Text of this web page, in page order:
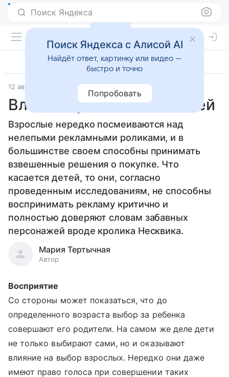
Поиск Яндекса
12 августа 2008 Дети старше 7 лет
Влияние рекламы на детей
Взрослые нередко посмеиваются над
нелепыми рекламными роликами, и в
большинстве своем способны принимать
взвешенные решения о покупке. Что
касается детей, то они, согласно
проведенным исследованиям, не способны
воспринимать рекламу критично и
полностью доверяют словам забавных
персонажей вроде кролика Несквика.
Мария Тертычная
Автор
Восприятие
Со стороны может показаться, что до
определенного возраста выбор за ребенка
совершают его родители. На самом же деле дети
не только выбирают сами, но и оказывают
влияние на выбор взрослых. Нередко они даже
имеют право голоса при совершении таких
Поиск Яндекса с Алисой AI
Найдёт ответ, картинку или видео —
быстро и точно
Попробовать